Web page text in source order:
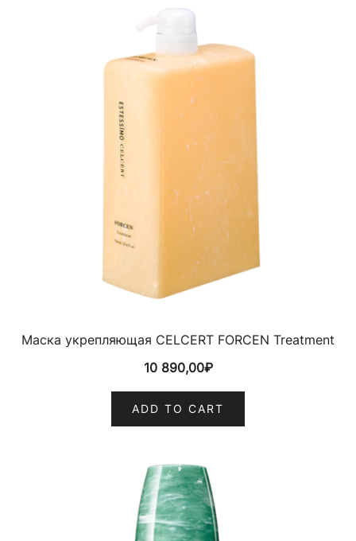
Маска укрепляющая CELCERT FORCEN Treatment
10 890,00₽
ADD TO CART